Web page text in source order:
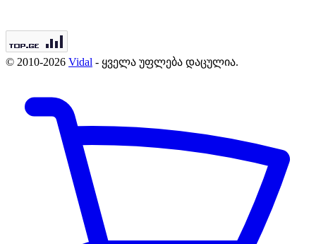
© 2010-2026 Vidal - ყველა უფლება დაცულია.